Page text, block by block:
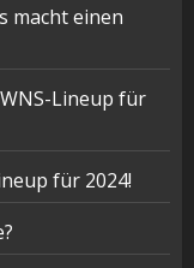
macht einen
Lineup für
für 2024!